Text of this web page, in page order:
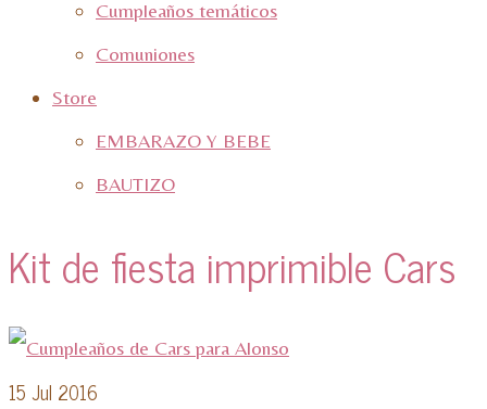
Cumpleaños temáticos
Comuniones
Store
EMBARAZO Y BEBE
BAUTIZO
Kit de fiesta imprimible Cars
15 Jul 2016